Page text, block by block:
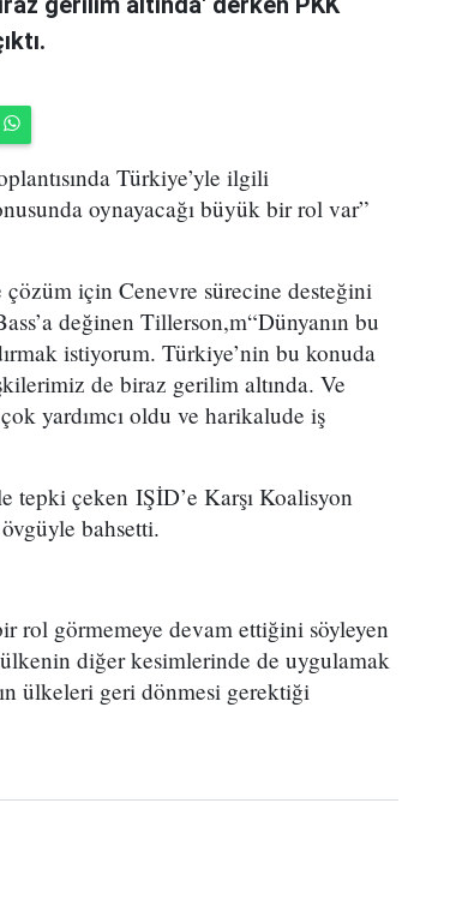
Türkiye’yle ilgili
oynayacağı büyük bir rol var”
çözüm için Cenevre sürecine desteğini
değinen Tillerson,m“Dünyanın bu
istiyorum. Türkiye’nin bu konuda
de biraz gerilim altında. Ve
yardımcı oldu ve harikalude iş
tepki çeken IŞİD’e Karşı Koalisyon
bahsetti.
rol görmemeye devam ettiğini söyleyen
diğer kesimlerinde de uygulamak
ülkeleri geri dönmesi gerektiği